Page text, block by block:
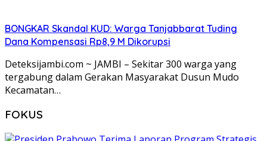
BONGKAR Skandal KUD: Warga Tanjabbarat Tuding
Dana Kompensasi Rp8,9 M Dikorupsi
Deteksijambi.com ~ JAMBI – Sekitar 300 warga yang
tergabung dalam Gerakan Masyarakat Dusun Mudo
Kecamatan…
FOKUS